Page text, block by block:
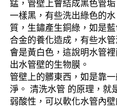
錳，管壁上會結成黑色管
一樣黑，有些洗出綠色的
質，生鏽產生銅綠，如是
合金的養化造成，有些水
會是黃白色，這說明水管
出水管壁的生物膜。
管壁上的髒東西，如是靠
淨。 清洗水管 的原理，就
弱酸性，可以軟化水管內